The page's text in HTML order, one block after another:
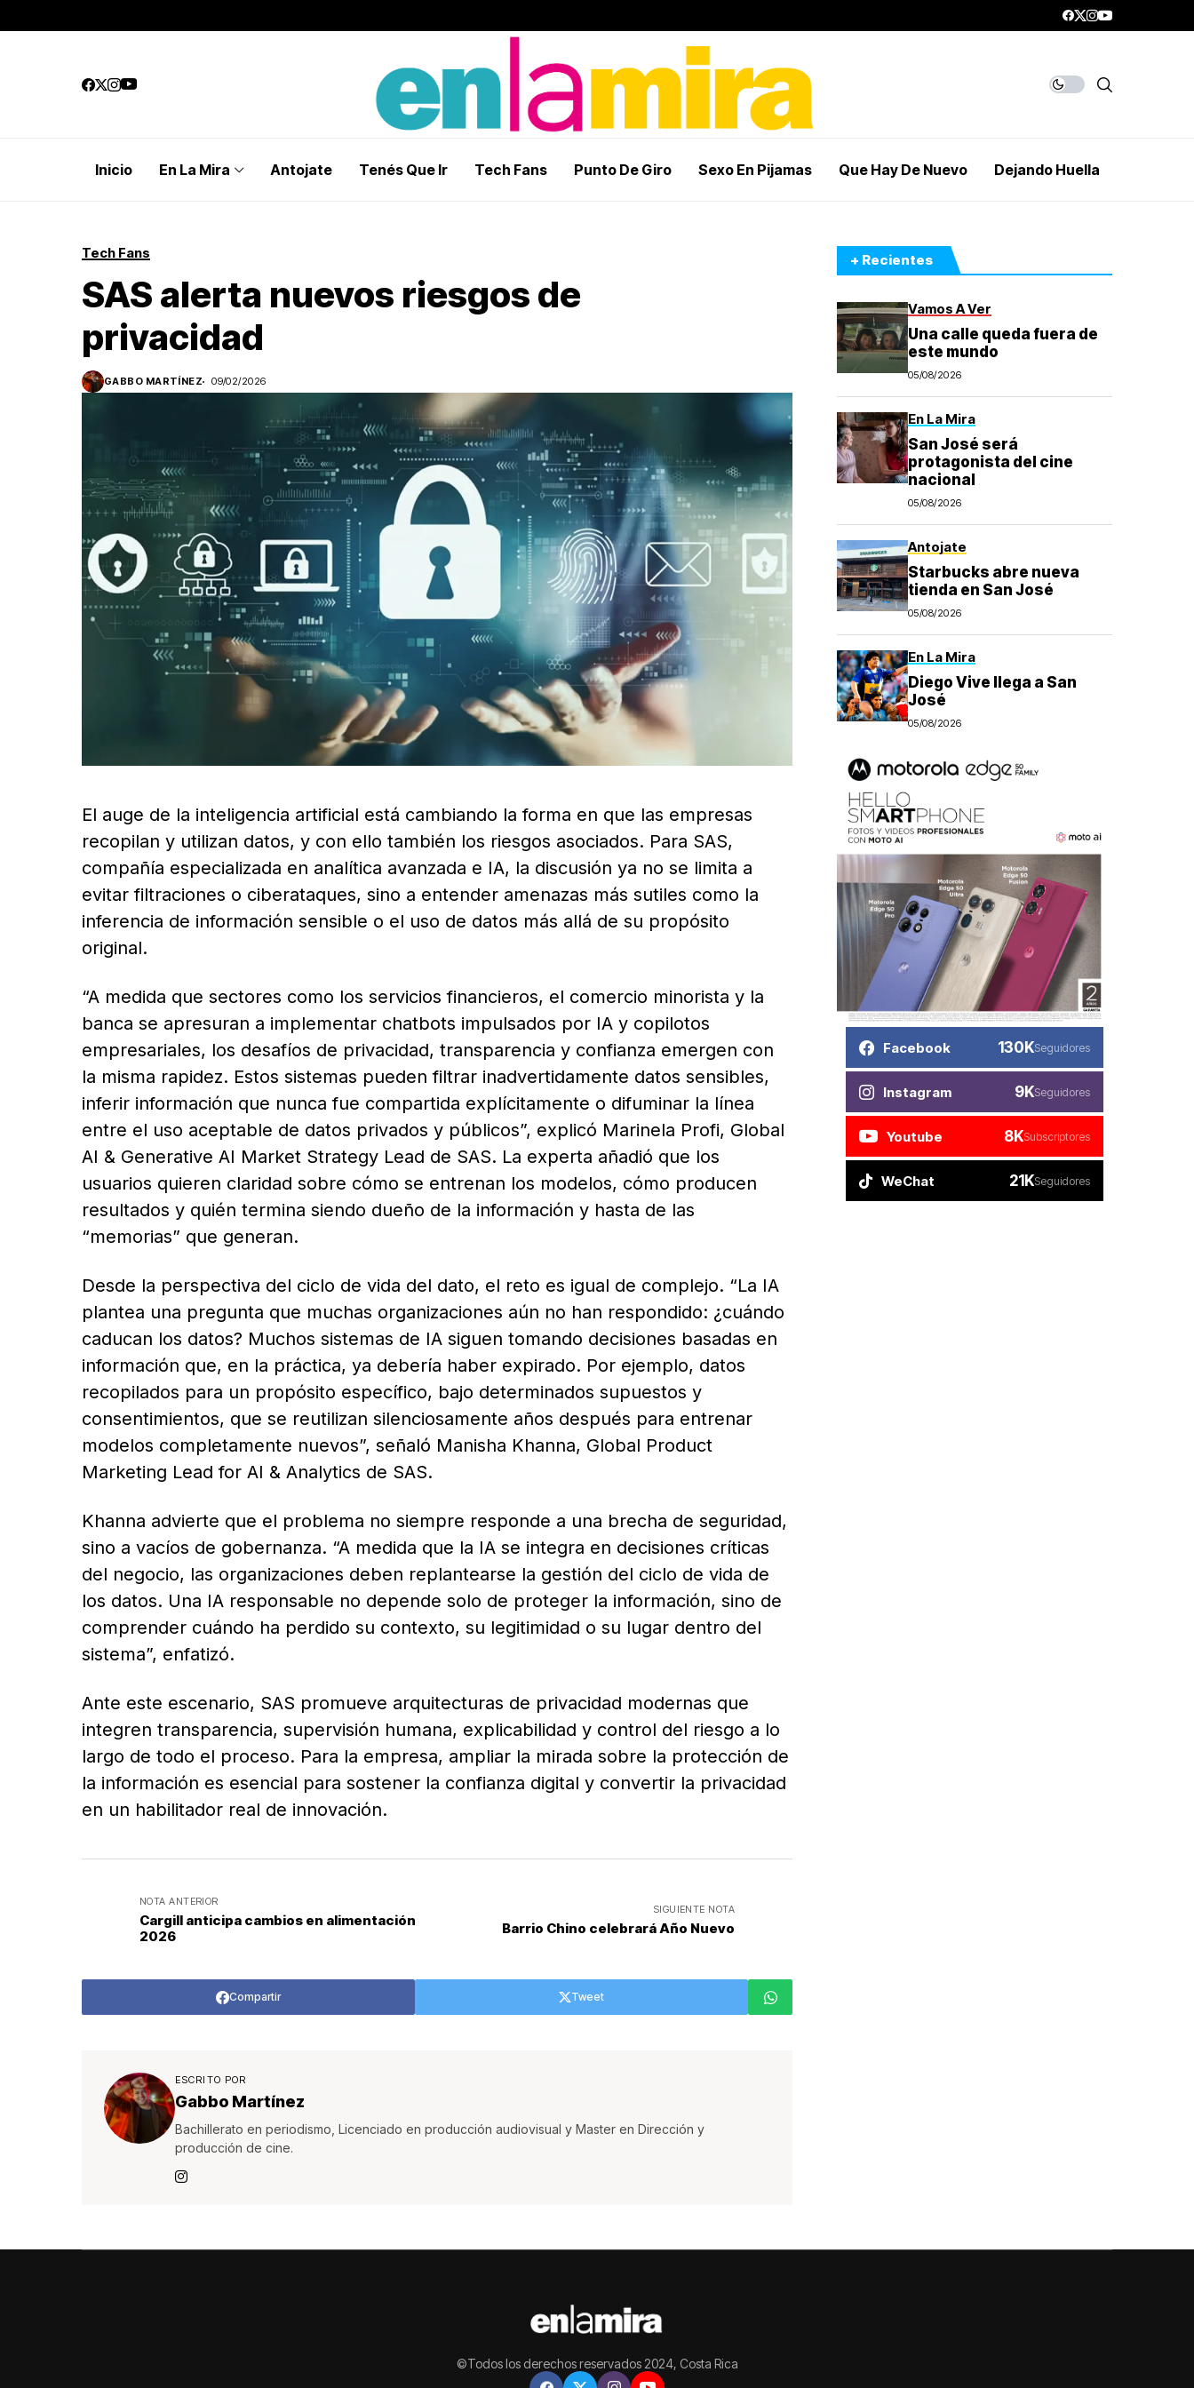
Inicio En La Mira Antojate Tenés Que Ir Tech Fans Punto De Giro Sexo En Pijamas Que Hay De Nuevo Dejando Huella
Tech Fans
SAS alerta nuevos riesgos de
privacidad
GABBO MARTÍNEZ 09/02/2026
El auge de la inteligencia artificial está cambiando la forma en que las empresas
recopilan y utilizan datos, y con ello también los riesgos asociados. Para SAS,
compañía especializada en analítica avanzada e IA, la discusión ya no se limita a
evitar filtraciones o ciberataques, sino a entender amenazas más sutiles como la
inferencia de información sensible o el uso de datos más allá de su propósito
original.
“A medida que sectores como los servicios financieros, el comercio minorista y la
banca se apresuran a implementar chatbots impulsados por IA y copilotos
empresariales, los desafíos de privacidad, transparencia y confianza emergen con
la misma rapidez. Estos sistemas pueden filtrar inadvertidamente datos sensibles,
inferir información que nunca fue compartida explícitamente o difuminar la línea
entre el uso aceptable de datos privados y públicos”, explicó Marinela Profi, Global
AI & Generative AI Market Strategy Lead de SAS. La experta añadió que los
usuarios quieren claridad sobre cómo se entrenan los modelos, cómo producen
resultados y quién termina siendo dueño de la información y hasta de las
“memorias” que generan.
Desde la perspectiva del ciclo de vida del dato, el reto es igual de complejo. “La IA
plantea una pregunta que muchas organizaciones aún no han respondido: ¿cuándo
caducan los datos? Muchos sistemas de IA siguen tomando decisiones basadas en
información que, en la práctica, ya debería haber expirado. Por ejemplo, datos
recopilados para un propósito específico, bajo determinados supuestos y
consentimientos, que se reutilizan silenciosamente años después para entrenar
modelos completamente nuevos”, señaló Manisha Khanna, Global Product
Marketing Lead for AI & Analytics de SAS.
Khanna advierte que el problema no siempre responde a una brecha de seguridad,
sino a vacíos de gobernanza. “A medida que la IA se integra en decisiones críticas
del negocio, las organizaciones deben replantearse la gestión del ciclo de vida de
los datos. Una IA responsable no depende solo de proteger la información, sino de
comprender cuándo ha perdido su contexto, su legitimidad o su lugar dentro del
sistema”, enfatizó.
Ante este escenario, SAS promueve arquitecturas de privacidad modernas que
integren transparencia, supervisión humana, explicabilidad y control del riesgo a lo
largo de todo el proceso. Para la empresa, ampliar la mirada sobre la protección de
la información es esencial para sostener la confianza digital y convertir la privacidad
en un habilitador real de innovación.
NOTA ANTERIOR
Cargill anticipa cambios en alimentación
2026
SIGUIENTE NOTA
Barrio Chino celebrará Año Nuevo
Compartir Tweet
ESCRITO POR
Gabbo Martínez
Bachillerato en periodismo, Licenciado en producción audiovisual y Master en Dirección y
producción de cine.
+ Recientes
Vamos A Ver
Una calle queda fuera de
este mundo
05/08/2026
En La Mira
San José será
protagonista del cine
nacional
05/08/2026
Antojate
Starbucks abre nueva
tienda en San José
05/08/2026
En La Mira
Diego Vive llega a San
José
05/08/2026
Facebook 130KSeguidores
Instagram 9KSeguidores
Youtube 8KSubscriptores
WeChat 21KSeguidores
©Todos los derechos reservados 2024, Costa Rica